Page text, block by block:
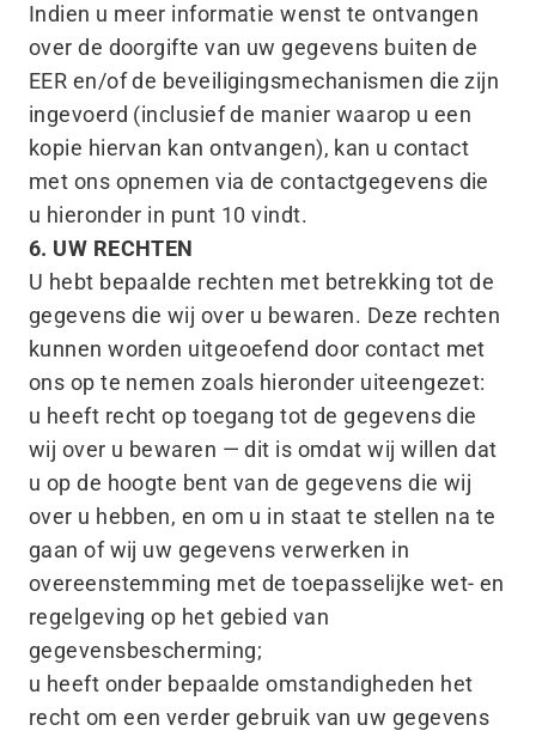
Indien u meer informatie wenst te ontvangen
over de doorgifte van uw gegevens buiten de
EER en/​of de beveiligingsmechanismen die zijn
ingevoerd (inclusief de manier waarop u een
kopie hiervan kan ontvangen), kan u contact
met ons opnemen via de contactgegevens die
u hieronder in punt 10 vindt.
6. UW RECHTEN
U hebt bepaalde rechten met betrekking tot de
gegevens die wij over u bewaren. Deze rechten
kunnen worden uitgeoefend door contact met
ons op te nemen zoals hieronder uiteengezet:
u heeft recht op toegang tot de gegevens die
wij over u bewaren — dit is omdat wij willen dat
u op de hoogte bent van de gegevens die wij
over u hebben, en om u in staat te stellen na te
gaan of wij uw gegevens verwerken in
overeenstemming met de toepasselijke wet- en
regelgeving op het gebied van
gegevensbescherming;
u heeft onder bepaalde omstandigheden het
recht om een verder gebruik van uw gegevens